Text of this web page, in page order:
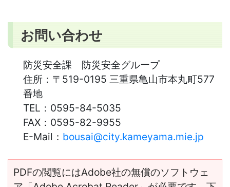
お問い合わせ
防災安全課 防災安全グループ
住所： 〒519-0195 三重県亀山市本丸町577
番地
TEL： 0595-84-5035
FAX： 0595-82-9955
E-Mail： bousai@city.kameyama.mie.jp
PDFの閲覧にはAdobe社の無償のソフトウェ